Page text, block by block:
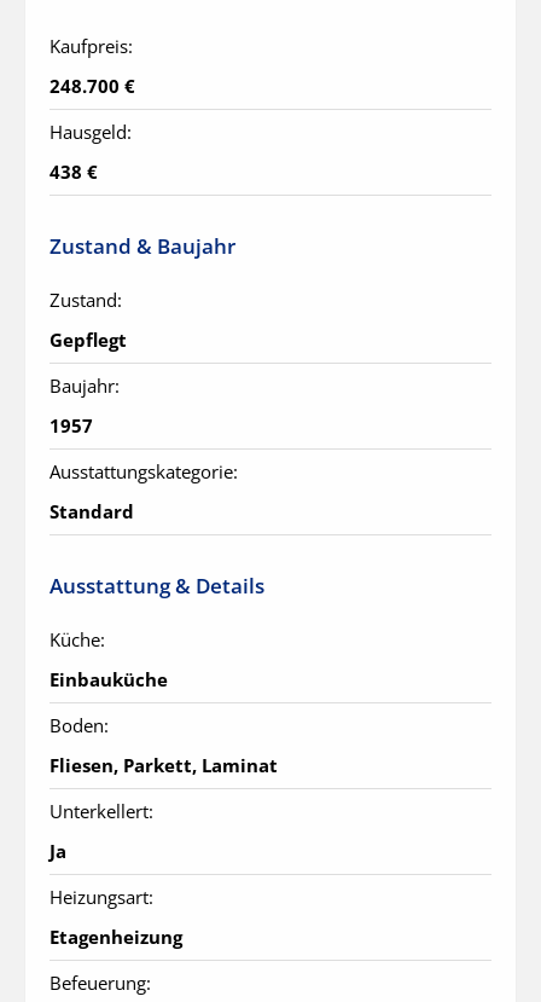
Kaufpreis:
248.700 €
Hausgeld:
438 €
Zustand & Baujahr
Zustand:
Gepflegt
Baujahr:
1957
Ausstattungskategorie:
Standard
Ausstattung & Details
Küche:
Einbauküche
Boden:
Fliesen, Parkett, Laminat
Unterkellert:
Ja
Heizungsart:
Etagenheizung
Befeuerung: